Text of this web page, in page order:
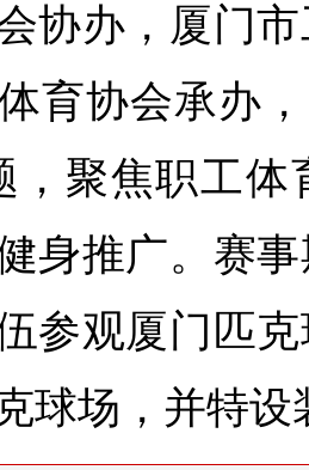
协办，厦门
育协会承办
，聚焦职工
身推广。赛
参观厦门匹
球场，并特设